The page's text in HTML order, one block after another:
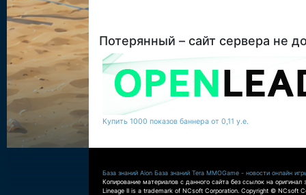
Потерянный – сайт сервера не
Купить 1000 показов баннера от 0,11 у.е.
База знаний Aion База знаний Tera MMOGame - новости онлайн
Копирование материалов с данного сайта без ссылок на оригинал
Lineage II is a trademark of NCsoft Corporation. Copyright © NCsoft